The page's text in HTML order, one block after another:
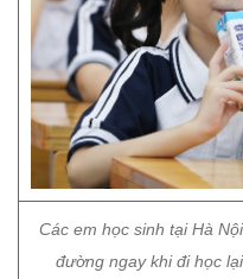
Các em học sinh tại Hà
đường ngay khi đi học